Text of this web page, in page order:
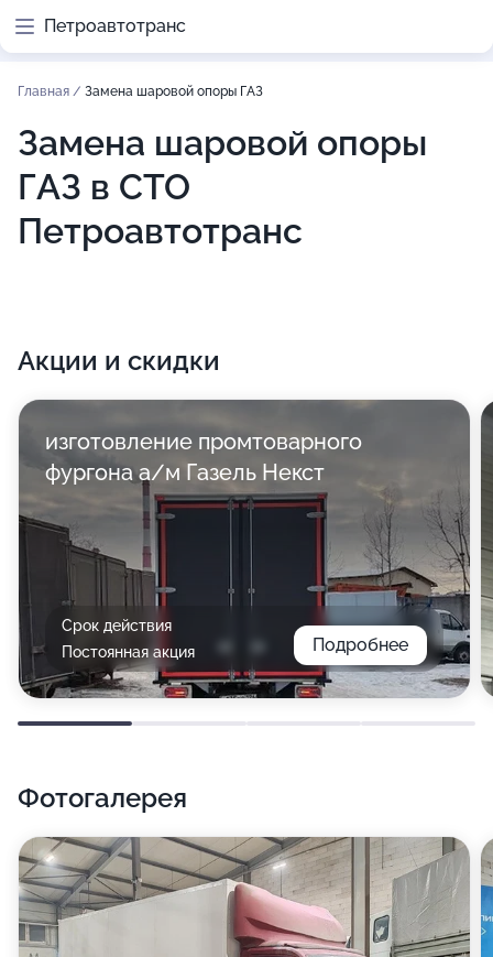
Петроавтотранс
Главная / Замена шаровой опоры ГАЗ
Замена шаровой опоры
ГАЗ в СТО
Петроавтотранс
Акции и скидки
изготовление промтоварного
фургона а/м Газель Некст
Срок действия
Постоянная акция
Подробнее
Фотогалерея